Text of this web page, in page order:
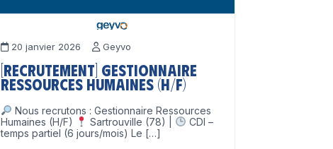
20 janvier 2026 Geyvo
[Recrutement] Gestionnaire
Ressources Humaines (H/F)
Nous recrutons : Gestionnaire Ressources
Humaines (H/F)
Sartrouville (78) |
CDI –
temps partiel (6 jours/mois) Le […]